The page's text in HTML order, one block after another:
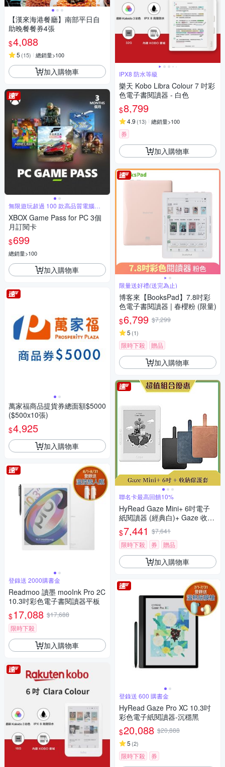
【漢來海港餐廳】南部平日自
助晚餐餐券4張
$4,088
5 (15) 總銷量>100
加入購物車
無限遊玩超過 100 款高品質電腦遊
戲
XBOX Game Pass for PC 3個
月訂閱卡
$699
總銷量>100
加入購物車
萬家福商品提貨券總面額$5000
($500x10張)
$4,925
加入購物車
登錄送 2000購書金
Readmoo 讀墨 mooInk Pro 2C
10.3吋彩色電子書閱讀器平板
$17,088 $17,688
限時下殺
加入購物車
IPX8 防水等級
樂天 Kobo Libra Colour 7 吋彩
色電子書閱讀器 - 白色
$8,799
4.9 (13) 總銷量>100
券
加入購物車
限量送好禮(送完為止)
博客來【BooksPad】7.8吋彩
色電子書閱讀器 | 春櫻粉 (限量)
$6,799 $7,299
5 (1)
限時下殺 贈品
加入購物車
聯名卡最高回饋10%
HyRead Gaze Mini+ 6吋電子
紙閱讀器 (經典白)+ Gaze 收納
保護套 (組合)
$7,441 $7,641
限時下殺
券 贈品
加入購物車
登錄送 600 購書金
HyRead Gaze Pro XC 10.3吋
彩色電子紙閱讀器-沉穩黑
$20,088 $20,888
5 (2)
限時下殺 券